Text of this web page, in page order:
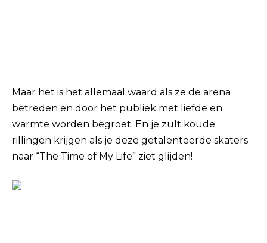
Maar het is het allemaal waard als ze de arena
betreden en door het publiek met liefde en
warmte worden begroet. En je zult koude
rillingen krijgen als je deze getalenteerde skaters
naar “The Time of My Life” ziet glijden!